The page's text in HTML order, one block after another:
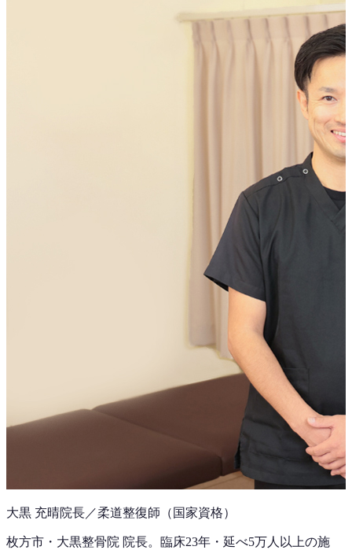
大黒 充晴院長／柔道整復師（国家資格）
枚方市・大黒整骨院 院長。 臨床23年 ・延べ5万人以上の施